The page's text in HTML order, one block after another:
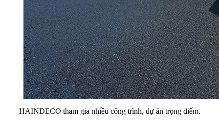
HAINDECO tham gia nhiều công trình, dự án trọng điểm.